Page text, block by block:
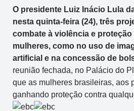
O presidente Luiz Inácio Lula
nesta quinta-feira (24), três
combate à violência e
mulheres, como no uso de
artificial e na concessão de
reunião fechada, no Palácio do
que as mulheres brasileiras, aos
ganhando proteção contra